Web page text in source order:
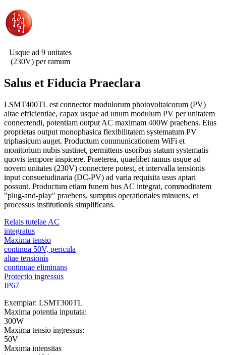
Usque ad 9 unitates
(230V) per ramum
Salus et Fiducia Praeclara
LSMT400TL est connector modulorum photovoltaicorum (PV)
altae efficientiae, capax usque ad unum modulum PV per unitatem
connectendi, potentiam output AC maximam 400W praebens. Eius
proprietas output monophasica flexibilitatem systematum PV
triphasicum auget. Productum communicationem WiFi et
monitorium nubis sustinet, permittens usoribus statum systematis
quovis tempore inspicere. Praeterea, quaelibet ramus usque ad
novem unitates (230V) connectere potest, et intervalla tensionis
input consuetudinaria (DC-PV) ad varia requisita usus aptari
possunt. Productum etiam funem bus AC integrat, commoditatem
"plug-and-play" praebens, sumptus operationales minuens, et
processus institutionis simplificans.
Relais tutelae AC
integratus
Maxima tensio
continua 50V, pericula
altae tensionis
continuae eliminans
Protectio ingressus
IP67
Exemplar: LSMT300TL
Maxima potentia inputata:
300W
Maxima tensio ingressus:
50V
Maxima intensitas